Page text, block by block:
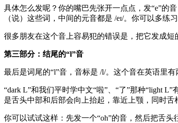
具体怎么发呢？你的嘴巴先张开一点点，发“e”的
（说）这些词，中间的元音都是 /eɪ/。你可以多练
很多朋友在这个音上容易犯的错误是，把它发成短
第三部分：结尾的“l”音
最后是词尾的“l”音，音标是 /l/。这个音在英语里
“dark L”和我们平时学中文“啦”、“了”那种“light
是舌头中部和后部会向上抬起，靠近上颚，同时舌
你可以试试这样：先发一个“oh”的音，然后把舌头